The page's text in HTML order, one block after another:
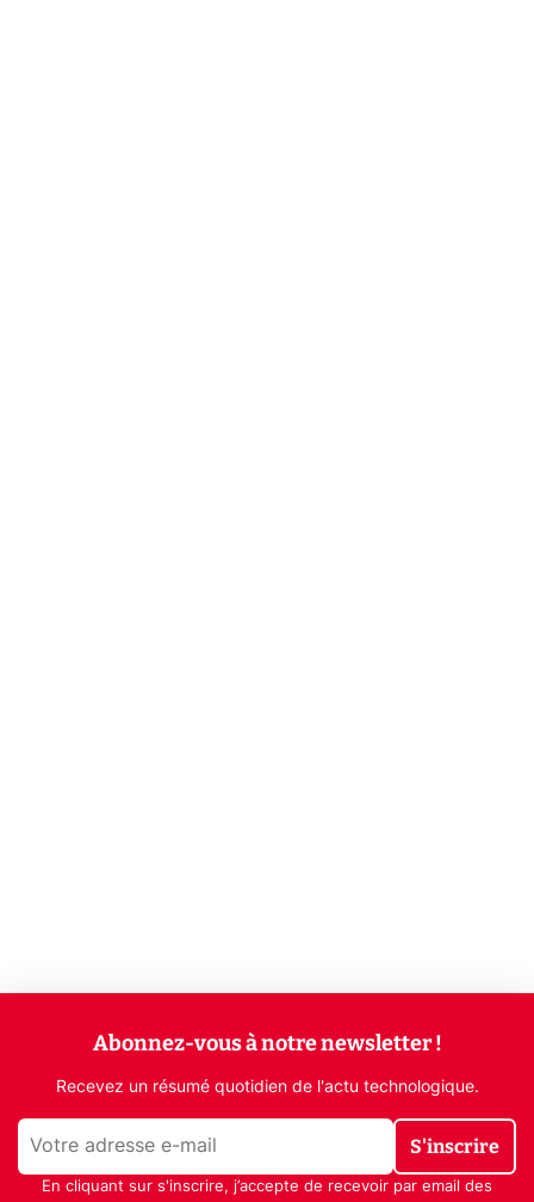
Abonnez-vous à notre newsletter !
Recevez un résumé quotidien de l'actu technologique.
S'inscrire
En cliquant sur s'inscrire, j’accepte de recevoir par email des